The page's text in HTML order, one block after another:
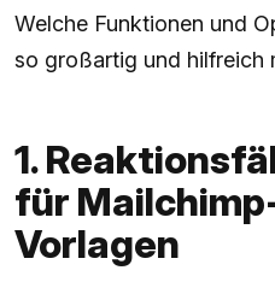
Welche Funktionen und
so großartig und hilfreich
1.
für
Vorlagen